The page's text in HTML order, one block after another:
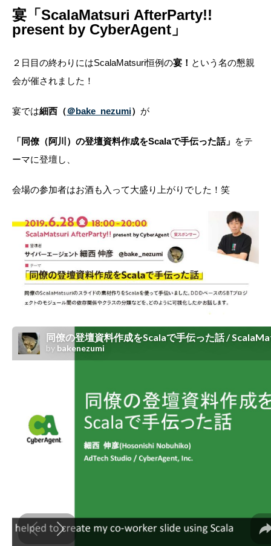
宴 「ScalaMatsuri AfterParty!!
present by CyberAgent」
２日目の終わりにはScalaMatsuri恒例の宴！ という名の懇親
会が催されました！
宴では細西（＠bake_nezumi） が
「同僚（阿川）の登壇資料作成をScalaで手伝った話」 をテ
ーマに登壇し、
会場の参加者はお酒も入って大盛り上がりでした！笑